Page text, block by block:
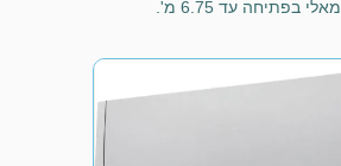
בפתיחה עד 6.75 מ'.